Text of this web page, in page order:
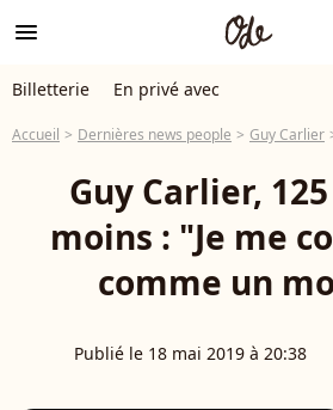
menu
Billetterie En privé avec
Accueil Dernières news people Guy Carlier
Guy Carlier,
moins : "Je me
comme un
Publié le 18 mai 2019 à 20:38